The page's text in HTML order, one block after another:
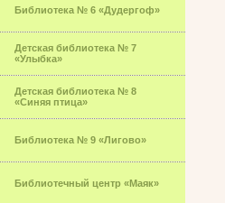
Библиотека № 6 «Дудергоф»
Детская библиотека № 7
«Улыбка»
Детская библиотека № 8
«Синяя птица»
Библиотека № 9 «Лигово»
Библиотечный центр «Маяк»